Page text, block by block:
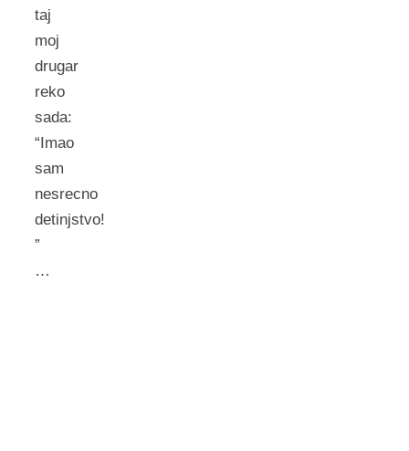
taj
moj
drugar
reko
sada:
“Imao
sam
nesrecno
detinjstvo!
”
…